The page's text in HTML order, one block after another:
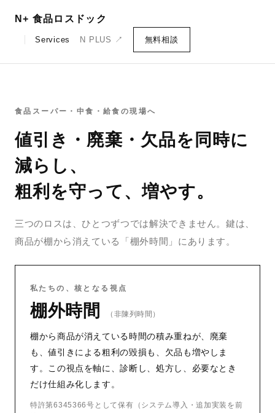
N+ 食品ロスドック
Services N PLUS ↗ 無料相談
食品スーパー・中食・給食の現場へ
値引き・廃棄・欠品を同時に
減らし、
粗利を守って、増やす。
三つのロスは、ひとつずつでは解決できません。鍵は、
商品が棚から消えている「棚外時間」にあります。
私たちの、核となる視点
棚外時間 （非陳列時間）
棚から商品が消えている時間の積み重ねが、廃棄
も、値引きによる粗利の毀損も、欠品も増やしま
す。この視点を軸に、診断し、処方し、必要なとき
だけ仕組み化します。
特許第6345366号として保有（システム導入・追加実装を前